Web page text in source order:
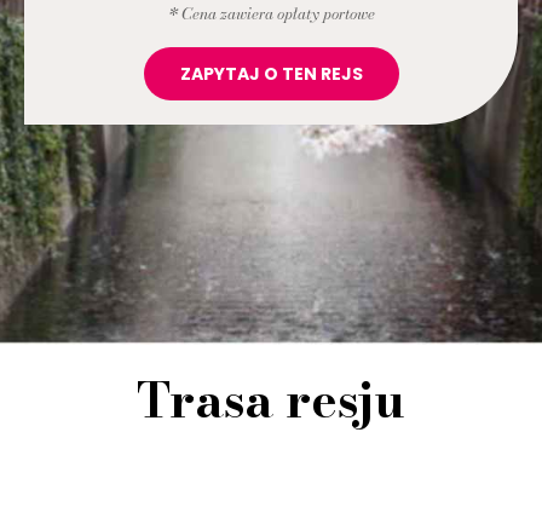
* Cena zawiera opłaty portowe
ZAPYTAJ O TEN REJS
Trasa resju